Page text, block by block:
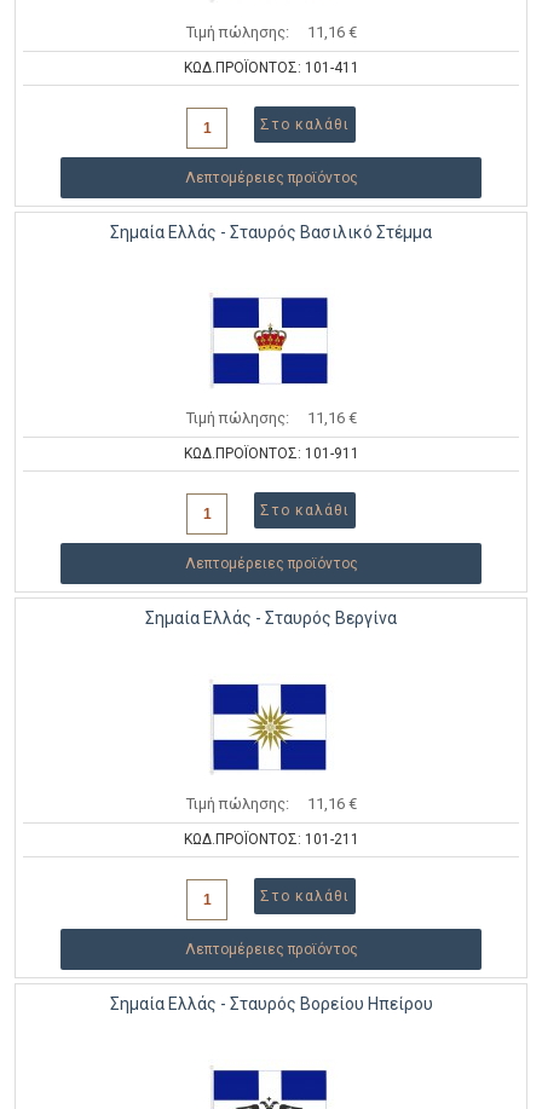
Τιμή πώλησης: 11,16 €
ΚΩΔ.ΠΡΟΪΟΝΤΟΣ: 101-411
Λεπτομέρειες προϊόντος
Σημαία Ελλάς - Σταυρός Βασιλικό Στέμμα
Τιμή πώλησης: 11,16 €
ΚΩΔ.ΠΡΟΪΟΝΤΟΣ: 101-911
Λεπτομέρειες προϊόντος
Σημαία Ελλάς - Σταυρός Βεργίνα
Τιμή πώλησης: 11,16 €
ΚΩΔ.ΠΡΟΪΟΝΤΟΣ: 101-211
Λεπτομέρειες προϊόντος
Σημαία Ελλάς - Σταυρός Βορείου Ηπείρου